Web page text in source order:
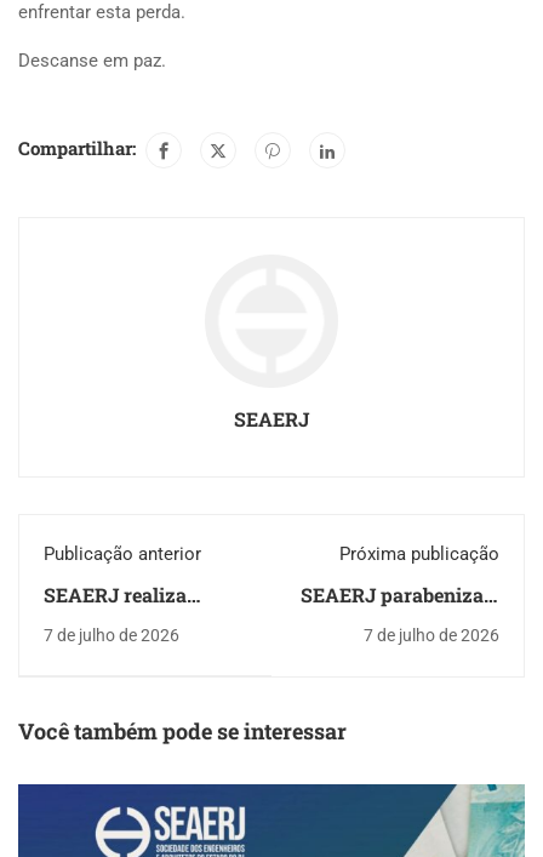
enfrentar esta perda.
Descanse em paz.
Compartilhar:
SEAERJ
Publicação anterior
SEAERJ realiza
apresentações dos
RJ
7 de julho de 2026
Próxima publicação
SEAERJ parabeniza o
Confea/CREA/Mútua
boa gestão aos eleitos
7 de julho de 2026
Você também pode se interessar